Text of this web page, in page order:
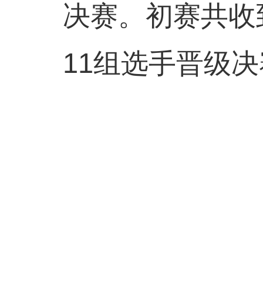
决赛。初赛共
11组选手晋级